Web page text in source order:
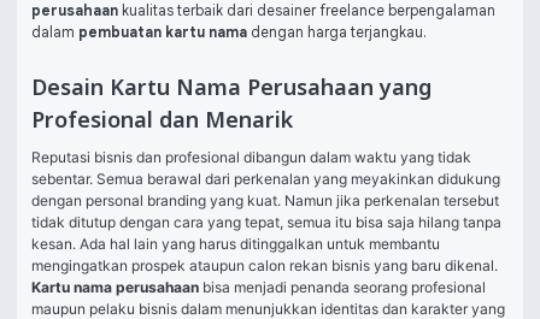
perusahaan kualitas terbaik dari desainer freelance berpengalaman
dalam pembuatan kartu nama dengan harga terjangkau.
Desain Kartu Nama Perusahaan yang
Profesional dan Menarik
Reputasi bisnis dan profesional dibangun dalam waktu yang tidak
sebentar. Semua berawal dari perkenalan yang meyakinkan didukung
dengan personal branding yang kuat. Namun jika perkenalan tersebut
tidak ditutup dengan cara yang tepat, semua itu bisa saja hilang tanpa
kesan. Ada hal lain yang harus ditinggalkan untuk membantu
mengingatkan prospek ataupun calon rekan bisnis yang baru dikenal.
Kartu nama perusahaan bisa menjadi penanda seorang profesional
maupun pelaku bisnis dalam menunjukkan identitas dan karakter yang